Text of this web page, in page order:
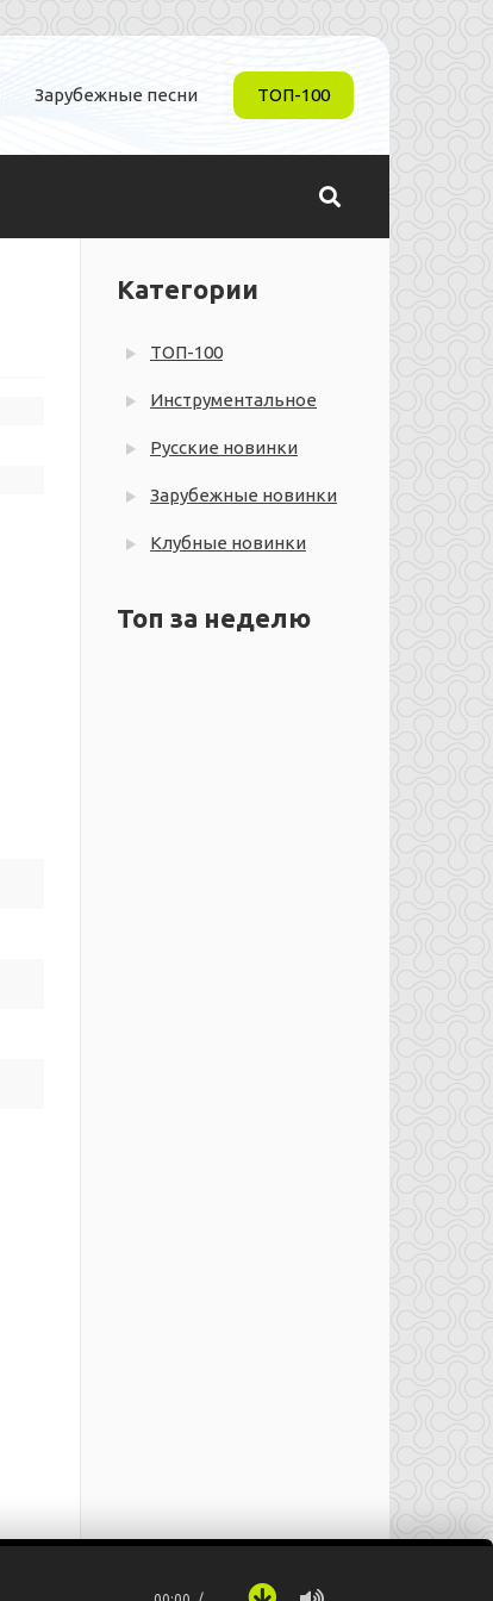
Зарубежные песни ТОП-100
Категории
ТОП-100
Инструментальное
Русские новинки
Зарубежные новинки
Клубные новинки
Топ за неделю